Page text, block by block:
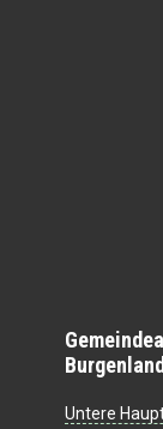
Burgenland
Untere